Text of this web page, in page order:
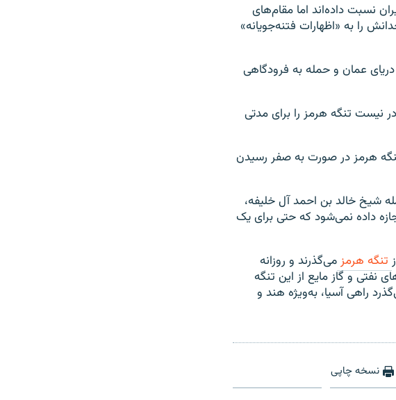
نسبت داده‌اند اما مقام‌های
را به «اظهارات فتنه‌جویانه»
عمان و حمله به فرودگاهی
نیست تنگه هرمز را برای مدتی
هرمز در صورت به صفر رسیدن
شیخ خالد بن احمد آل خلیفه،
بود به ایران اجازه داده نمی‌شود که حتی برای یک
تنگه هرمزمی‌گذرند و روزانه
بشکه فرآورده‌های نفتی و گاز مایع از این تنگه
می‌گذرد راهی آسیا، به‌ویژه هند و
نسخه چاپی